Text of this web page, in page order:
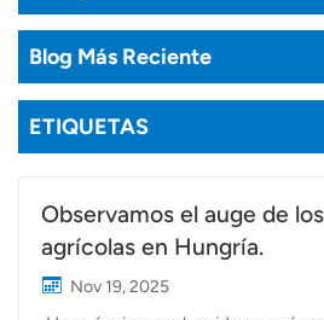
Tiếng Việt
Blog Más Reciente
ETIQUETAS
Observamos el auge de
agrícolas en Hungría.
Nov 19, 2025